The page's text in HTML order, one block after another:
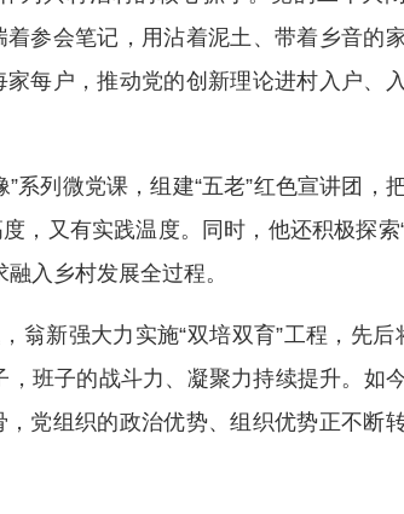
参会笔记，用沾着泥土、带着乡音的
每户，推动党的创新理论进村入户、
系列微党课，组建“五老”红色宣讲团，
，又有实践温度。同时，他还积极探索
入乡村发展全过程。
翁新强大力实施“双培双育”工程，先后
，班子的战斗力、凝聚力持续提升。如
党组织的政治优势、组织优势正不断